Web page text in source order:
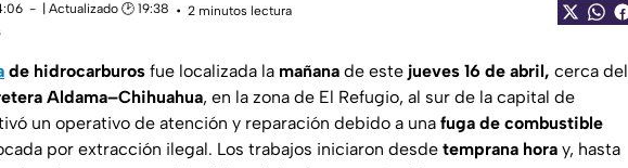
| Actualizado 🕑 19:38
2 minutos lectura
de hidrocarburos fue localizada la mañana de este jueves 16 de abril, cerca del
Aldama–Chihuahua, en la zona de El Refugio, al sur de la capital de
un operativo de atención y reparación debido a una fuga de combustible
por extracción ilegal. Los trabajos iniciaron desde temprana hora y, hasta